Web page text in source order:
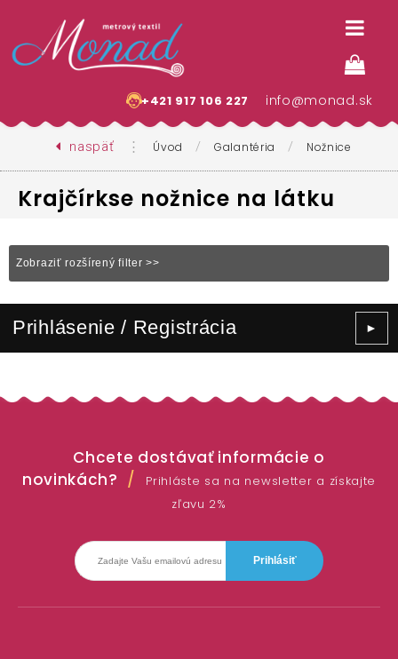
+421 917 106 227 info@monad.sk
naspäť ⋮ Úvod / Galantéria / Nožnice
Krajčírkse nožnice na látku
Zobraziť rozšírený filter >>
Prihlásenie / Registrácia ►
Chcete dostávať informácie o
novinkách?
Prihláste sa na newsletter a získajte
zľavu 2%